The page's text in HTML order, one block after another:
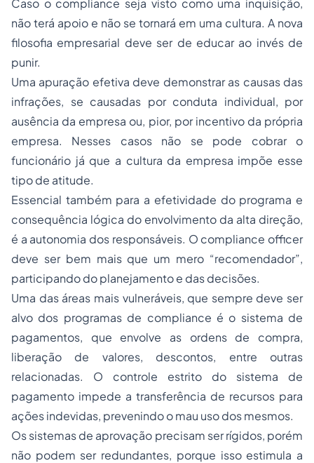
Caso o compliance seja visto como uma inquisição,
não terá apoio e não se tornará em uma cultura. A nova
filosofia empresarial deve ser de educar ao invés de
punir.
Uma apuração efetiva deve demonstrar as causas das
infrações, se causadas por conduta individual, por
ausência da empresa ou, pior, por incentivo da própria
empresa. Nesses casos não se pode cobrar o
funcionário já que a cultura da empresa impõe esse
tipo de atitude.
Essencial também para a efetividade do programa e
consequência lógica do envolvimento da alta direção,
é a autonomia dos responsáveis. O compliance officer
deve ser bem mais que um mero “recomendador”,
participando do planejamento e das decisões.
Uma das áreas mais vulneráveis, que sempre deve ser
alvo dos programas de compliance é o sistema de
pagamentos, que envolve as ordens de compra,
liberação de valores, descontos, entre outras
relacionadas. O controle estrito do sistema de
pagamento impede a transferência de recursos para
ações indevidas, prevenindo o mau uso dos mesmos.
Os sistemas de aprovação precisam ser rígidos, porém
não podem ser redundantes, porque isso estimula a